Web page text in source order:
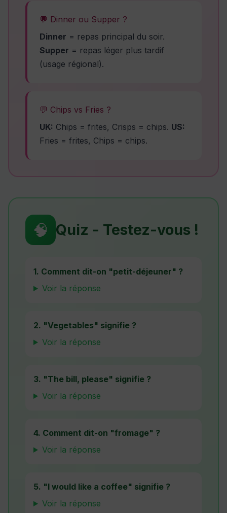
💬 Dinner ou Supper ?
Dinner = repas principal du soir.
Supper = repas léger plus tardif
(usage régional).
💬 Chips vs Fries ?
UK: Chips = frites, Crisps = chips. US:
Fries = frites, Chips = chips.
🧠 Quiz - Testez-vous !
1. Comment dit-on "petit-déjeuner" ?
Voir la réponse
2. "Vegetables" signifie ?
Voir la réponse
3. "The bill, please" signifie ?
Voir la réponse
4. Comment dit-on "fromage" ?
Voir la réponse
5. "I would like a coffee" signifie ?
Voir la réponse